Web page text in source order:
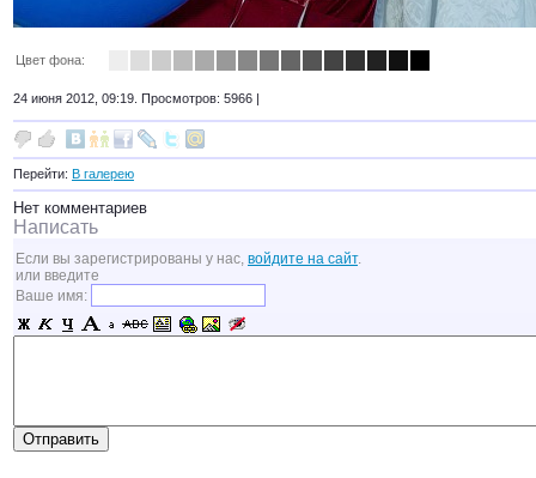
Цвет фона:
24 июня 2012, 09:19. Просмотров: 5966 |
Перейти: В галерею
Нет комментариев
Написать
Если вы зарегистрированы у нас, войдите на сайт.
или введите
Ваше имя: